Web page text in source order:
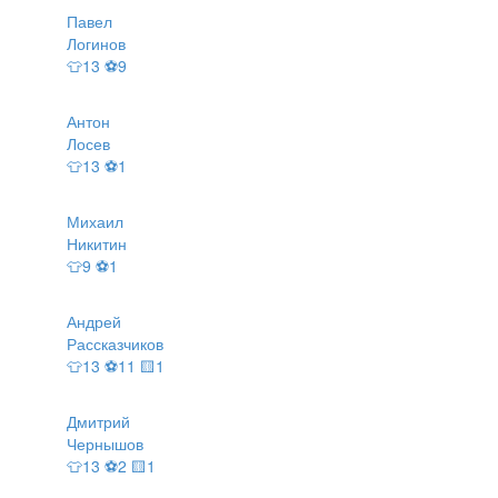
Павел
Логинов
👕13 ⚽9
Антон
Лосев
👕13 ⚽1
Михаил
Никитин
👕9 ⚽1
Андрей
Рассказчиков
👕13 ⚽11 🟨1
Дмитрий
Чернышов
👕13 ⚽2 🟨1